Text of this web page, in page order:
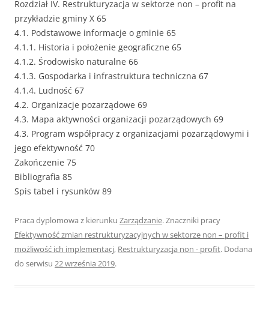
Rozdział IV. Restrukturyzacja w sektorze non – profit na
przykładzie gminy X 65
4.1. Podstawowe informacje o gminie 65
4.1.1. Historia i położenie geograficzne 65
4.1.2. Środowisko naturalne 66
4.1.3. Gospodarka i infrastruktura techniczna 67
4.1.4. Ludność 67
4.2. Organizacje pozarządowe 69
4.3. Mapa aktywności organizacji pozarządowych 69
4.3. Program współpracy z organizacjami pozarządowymi i
jego efektywność 70
Zakończenie 75
Bibliografia 85
Spis tabel i rysunków 89
Praca dyplomowa z kierunku Zarządzanie. Znaczniki pracy
Efektywność zmian restrukturyzacyjnych w sektorze non – profit i
możliwość ich implementacj, Restrukturyzacja non - profit. Dodana
do serwisu 22 września 2019.